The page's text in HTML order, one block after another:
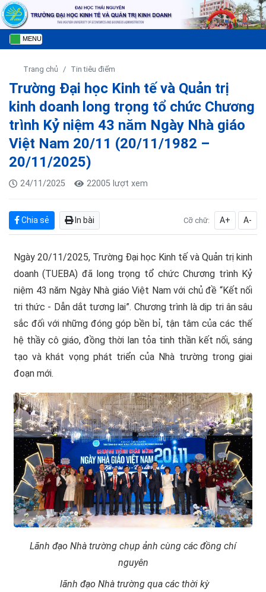
MENU
Trang chủ Tin tiêu điểm
Trường Đại học Kinh tế và Quản trị
kinh doanh long trọng tổ chức Chương
trình Kỷ niệm 43 năm Ngày Nhà giáo
Việt Nam 20/11 (20/11/1982 –
20/11/2025)
24/11/2025 22005 lượt xem
Chia sẻ In bài Cỡ chữ: A+ A-
Ngày 20/11/2025, Trường Đại học Kinh tế và Quản trị kinh
doanh (TUEBA) đã long trọng tổ chức Chương trình Kỷ
niệm 43 năm Ngày Nhà giáo Việt Nam với chủ đề “Kết nối
tri thức - Dẫn dắt tương lai”. Chương trình là dịp tri ân sâu
sắc đối với những đóng góp bền bỉ, tận tâm của các thế
hệ thầy cô giáo, đồng thời lan tỏa tinh thần kết nối, sáng
tạo và khát vọng phát triển của Nhà trường trong giai
đoạn mới.
Lãnh đạo Nhà trường chụp ảnh cùng các đồng chí
nguyên
lãnh đạo Nhà trường qua các thời kỳ